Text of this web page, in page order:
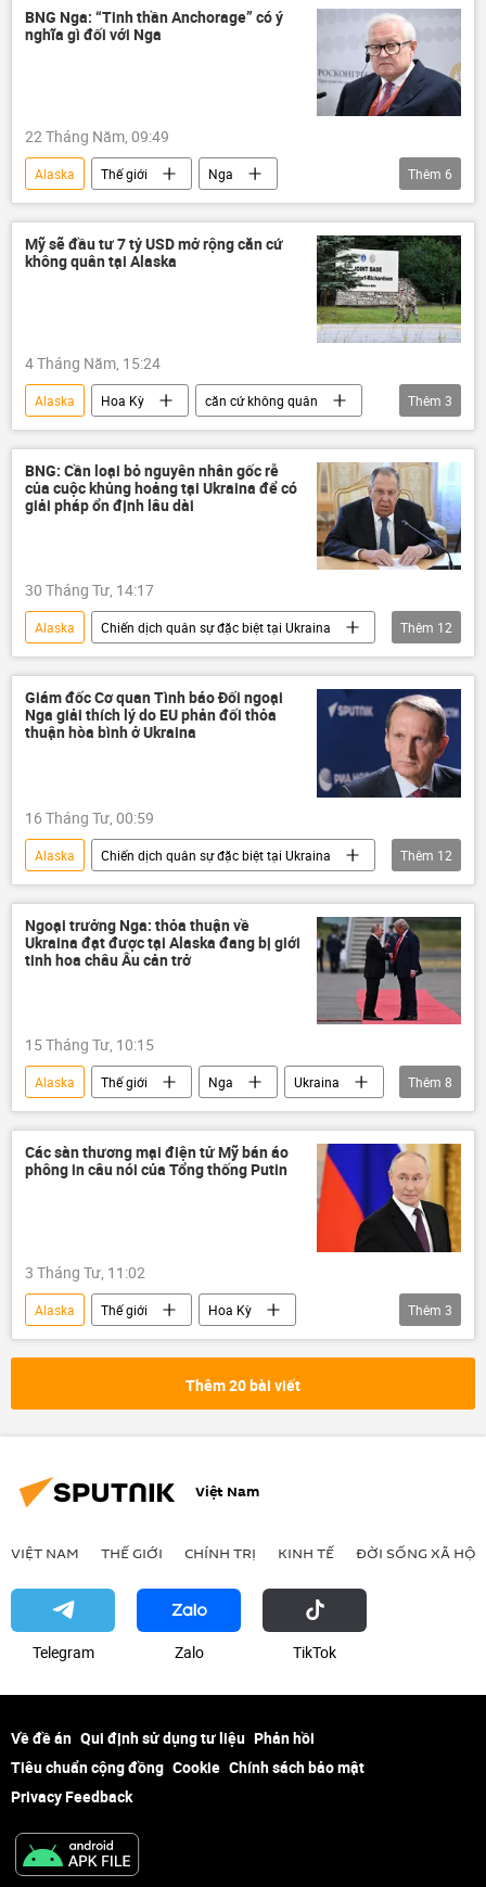
Hoa Kỳ
SPIEF 2026
đàm phán
Emmanuel Macron
Pháp
EU Châu Âu
BNG Nga: “Tinh thần Anchorage” có ý
nghĩa gì đối với Nga
22 Tháng Năm, 09:49
Alaska Thế giới
Nga
Sergei Ryabkov
Hoa Kỳ
Bộ Ngoại giao Nga
Donald Trump
Vladimir Putin
Cuộc gặp giữa Vladimir Putin và Donald Trump tại Alaska
Thêm 6
Mỹ sẽ đầu tư 7 tỷ USD mở rộng căn cứ
không quân tại Alaska
4 Tháng Năm, 15:24
Alaska Hoa Kỳ
căn cứ không quân
Lầu Năm Góc
Thế giới xây dựng
Thêm 3
BNG: Cần loại bỏ nguyên nhân gốc rễ
của cuộc khủng hoảng tại Ukraina để có
giải pháp ổn định lâu dài
30 Tháng Tư, 14:17
Alaska
Chiến dịch quân sự đặc biệt tại Ukraina
Nga
Bộ Ngoại giao Nga
Sergey Lavrov
Ukraina
Cuộc khủng hoảng ở Ukraina
Chính trị
Thêm 12
Giám đốc Cơ quan Tình báo Đối ngoại
Nga giải thích lý do EU phản đối thỏa
thuận hòa bình ở Ukraina
16 Tháng Tư, 00:59
Alaska
Chiến dịch quân sự đặc biệt tại Ukraina
Nga
EU
Ukraina
Cuộc khủng hoảng ở Ukraina
xung đột
xung đột quân sự
Sergei Naryshkin
Belarus
Thêm 12
Ngoại trưởng Nga: thỏa thuận về
Ukraina đạt được tại Alaska đang bị giới
tinh hoa châu Âu cản trở
15 Tháng Tư, 10:15
Alaska Thế giới Nga
Ukraina
Hoa Kỳ
Sergey Lavrov
Vladimir Putin
Donald Trump
Châu Âu
phương Tây
Thêm 8
Các sàn thương mại điện tử Mỹ bán áo
phông in câu nói của Tổng thống Putin
3 Tháng Tư, 11:02
Alaska Thế giới
Hoa Kỳ
Vladimir Putin
Nga
Thêm 3
Thêm 20 bài viết
Việt Nam
VIỆT NAM THẾ GIỚI CHÍNH TRỊ KINH TẾ ĐỜI SỐNG XÃ HỘI
Telegram Zalo ТikТоk
Về đề án Qui định sử dụng tư liệu Phản hồi
Tiêu chuẩn cộng đồng Cookie Chính sách bảo mật
Privacy Feedback